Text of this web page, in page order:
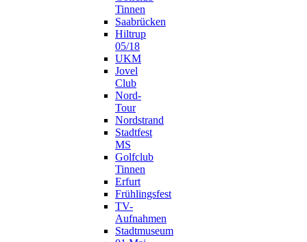
Tinnen
Saabrücken
Hiltrup
05/18
UKM
Jovel
Club
Nord-
Tour
Nordstrand
Stadtfest
MS
Golfclub
Tinnen
Erfurt
Frühlingsfest
TV-
Aufnahmen
Stadtmuseum